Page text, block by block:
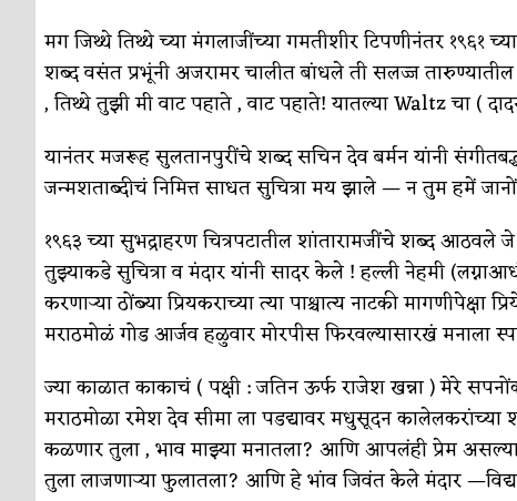
मग जिथ्थे तिथ्थे च्या मंगलाजींच्या गमतीशीर टिपणीनंतर १९६१
शब्द वसंत प्रभूंनी अजरामर चालीत बांधले ती सलज्ज
, तिथ्थे तुझी मी वाट पहाते , वाट पहाते! यातल्या Waltz चा (
यानंतर मजरूह सुलतानपुरींचे शब्द सचिन देव बर्मन यांनी
जन्मशताब्दीचं निमित्त साधत सुचित्रा मय झाले — न तुम हमें
१९६३ च्या सुभद्राहरण चित्रपटातील शांतारामजींचे शब्द
तुझ्याकडे सुचित्रा व मंदार यांनी सादर केले ! हल्ली नेहमी
करणार्‍या ठोंब्या प्रियकराच्या त्या पाश्चात्य नाटकी
मराठमोळं गोड आर्जव हळुवार मोरपीस फिरवल्यासारखं मनाला
ज्या काळात काकाचं ( पक्षी : जतिन ऊर्फ राजेश खन्ना ) मेरे
मराठमोळा रमेश देव सीमा ला पडद्यावर मधुसूदन कालेलकरांच्या
कळणार तुला , भाव माझ्या मनातला? आणि आपलंही प्रेम
तुला लाजणार्‍या फुलातला? आणि हे भांव जिवंत केले मंदार